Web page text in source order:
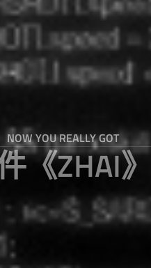
NOW YOU REALLY GOT
《ZHAI》